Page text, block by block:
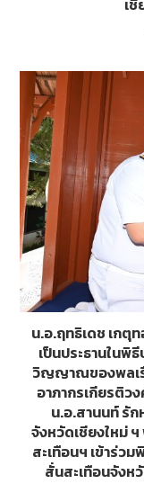
น.อ.ฤทธิเดช เกตุ
เป็นประธานใน
วิญญาณของพลเรื
อาภากรเกียรติว
น.อ.สานนท์ รั
จังหวัดเชียงใหม่
สะเทือนฯ เข้าร่ว
สั่นสะเทือนจังห